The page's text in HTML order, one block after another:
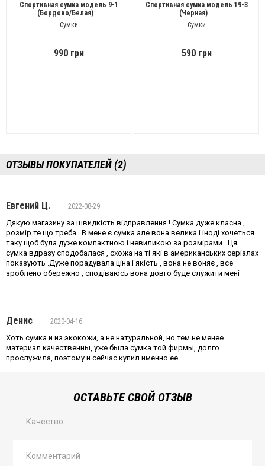
Спортивная сумка модель 9-1
(Бордово/Белая)
Сумки
990 грн
Спортивная сумка модель 19-3
(Черная)
Сумки
590 грн
ОТЗЫВЫ ПОКУПАТЕЛЕЙ (2)
Евгений Ц.
2022-08-29
Дякую магазину за швидкість відправлення ! Сумка дуже класна ,
розмір те що треба . В мене є сумка але вона велика і іноді хочеться
таку щоб була дуже компактною і невиликою за розмірами . Ця
сумка вдразу сподобалася , схожа на ті які в американських серіалах
показують .Дуже порадувала ціна і якість , вона не воняє , все
зроблено обережно , сподіваюсь вона довго буде служити мені
Денис
2020-04-16
Хоть сумка и из экокожи, а не натуральной, но тем не менее
материал качественны, уже была сумка той фирмы, долго
прослужила, поэтому и сейчас купил именно ее.
ОСТАВЬТЕ СВОЙ ОТЗЫВ
Качество